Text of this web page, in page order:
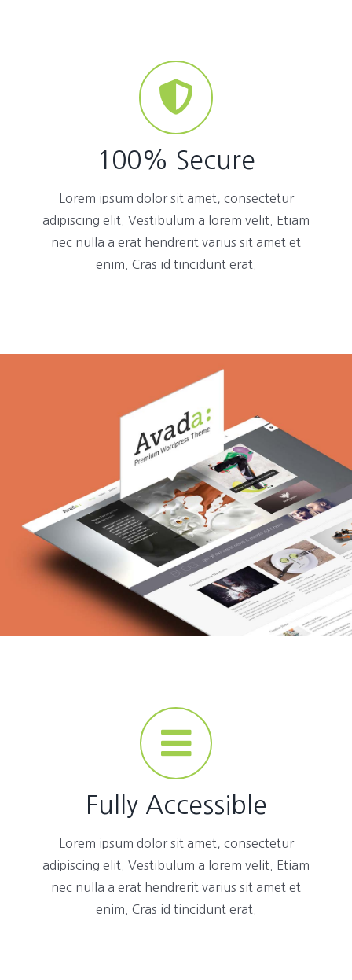
100% Secure
Lorem ipsum dolor sit amet, consectetur
adipiscing elit. Vestibulum a lorem velit. Etiam
nec nulla a erat hendrerit varius sit amet et
enim. Cras id tincidunt erat.
Fully Accessible
Lorem ipsum dolor sit amet, consectetur
adipiscing elit. Vestibulum a lorem velit. Etiam
nec nulla a erat hendrerit varius sit amet et
enim. Cras id tincidunt erat.